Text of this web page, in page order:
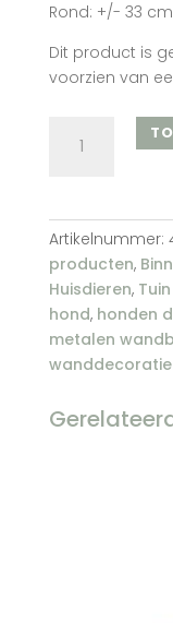
Rond: +/- 33 cm
Dit product is
voorzien van
(zwart)
Artikelnummer:
producten,
Huisdieren,
hond, honden
metalen
wanddecoratie